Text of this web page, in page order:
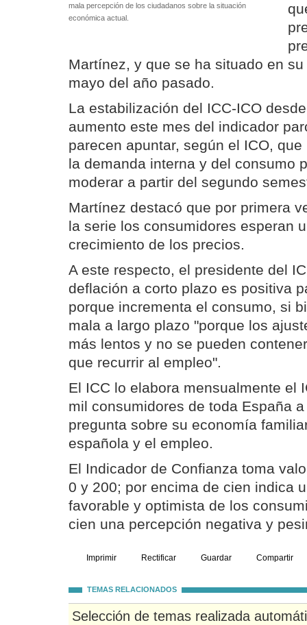
mala percepción de los ciudadanos sobre la situación
económica actual.
Martínez, y que se ha situado en
mayo del año pasado.
La estabilización del ICC-ICO
aumento este mes del indicador
parecen apuntar, según el ICO,
la demanda interna y del consumo
moderar a partir del segundo
Martínez destacó que por primera
la serie los consumidores esperan
crecimiento de los precios.
A este respecto, el presidente del
deflación a corto plazo es positiva
porque incrementa el consumo, si
mala a largo plazo "porque los
más lentos y no se pueden
que recurrir al empleo".
El ICC lo elabora mensualmente el
mil consumidores de toda España
pregunta sobre su economía
española y el empleo.
El Indicador de Confianza toma
0 y 200; por encima de cien indica
favorable y optimista de los
cien una percepción negativa y
Imprimir Rectificar Guardar Compartir
TEMAS RELACIONADOS
Selección de temas realizada